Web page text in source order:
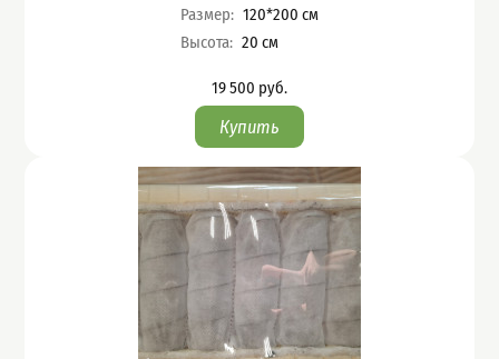
Характеристики
Размер: 120*200 см
Высота: 20 см
Цена
19 500 руб.